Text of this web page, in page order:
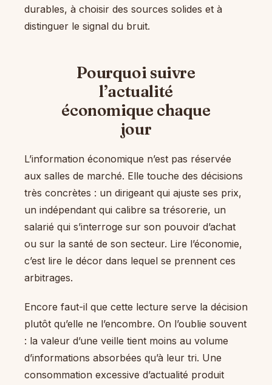
durables, à choisir des sources solides et à
distinguer le signal du bruit.
Pourquoi suivre
l’actualité
économique chaque
jour
L’information économique n’est pas réservée
aux salles de marché. Elle touche des décisions
très concrètes : un dirigeant qui ajuste ses prix,
un indépendant qui calibre sa trésorerie, un
salarié qui s’interroge sur son pouvoir d’achat
ou sur la santé de son secteur. Lire l’économie,
c’est lire le décor dans lequel se prennent ces
arbitrages.
Encore faut-il que cette lecture serve la décision
plutôt qu’elle ne l’encombre. On l’oublie souvent
: la valeur d’une veille tient moins au volume
d’informations absorbées qu’à leur tri. Une
consommation excessive d’actualité produit